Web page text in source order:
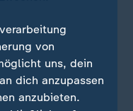
und
von
uns, dein
dich anzupassen
anzubieten.